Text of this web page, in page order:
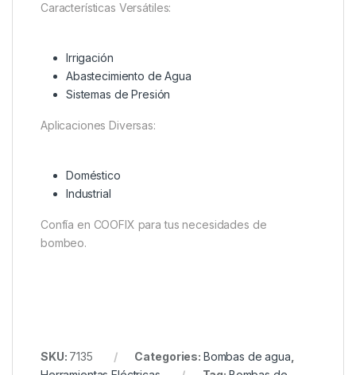
Características Versátiles:
Irrigación
Abastecimiento de Agua
Sistemas de Presión
Aplicaciones Diversas:
Doméstico
Industrial
Confía en COOFIX para tus necesidades de
bombeo.
SKU: 7135 Categories: Bombas de agua